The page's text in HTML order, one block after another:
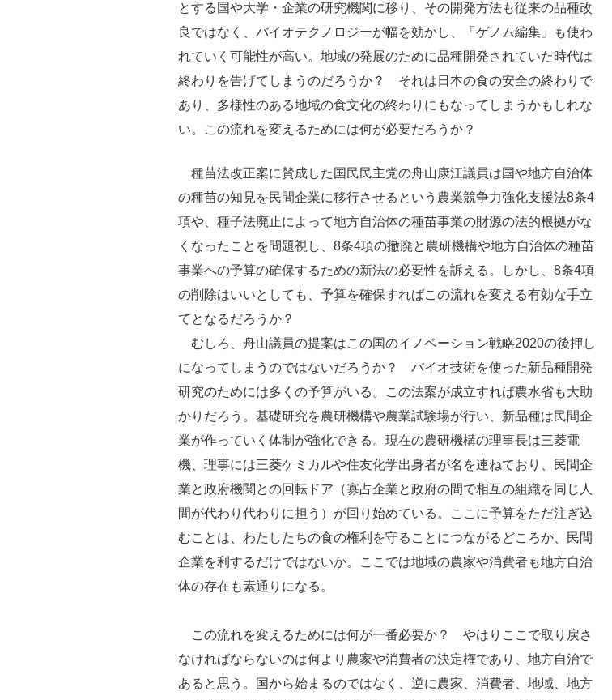
とする国や大学・企業の研究機関に移り、その開発方法も従来の品種改
良ではなく、バイオテクノロジーが幅を効かし、「ゲノム編集」も使わ
れていく可能性が高い。地域の発展のために品種開発されていた時代は
終わりを告げてしまうのだろうか？ それは日本の食の安全の終わりで
あり、多様性のある地域の食文化の終わりにもなってしまうかもしれな
い。この流れを変えるためには何が必要だろうか？
種苗法改正案に賛成した国民民主党の舟山康江議員は国や地方自治体
の種苗の知見を民間企業に移行させるという農業競争力強化支援法8条4
項や、種子法廃止によって地方自治体の種苗事業の財源の法的根拠がな
くなったことを問題視し、8条4項の撤廃と農研機構や地方自治体の種苗
事業への予算の確保するための新法の必要性を訴える。しかし、8条4項
の削除はいいとしても、予算を確保すればこの流れを変える有効な手立
てとなるだろうか？
むしろ、舟山議員の提案はこの国のイノベーション戦略2020の後押し
になってしまうのではないだろうか？ バイオ技術を使った新品種開発
研究のためには多くの予算がいる。この法案が成立すれば農水省も大助
かりだろう。基礎研究を農研機構や農業試験場が行い、新品種は民間企
業が作っていく体制が強化できる。現在の農研機構の理事長は三菱電
機、理事には三菱ケミカルや住友化学出身者が名を連ねており、民間企
業と政府機関との回転ドア（寡占企業と政府の間で相互の組織を同じ人
間が代わり代わりに担う）が回り始めている。ここに予算をただ注ぎ込
むことは、わたしたちの食の権利を守ることにつながるどころか、民間
企業を利するだけではないか。ここでは地域の農家や消費者も地方自治
体の存在も素通りになる。
この流れを変えるためには何が一番必要か？ やはりここで取り戻さ
なければならないのは何より農家や消費者の決定権であり、地方自治で
あると思う。国から始まるのではなく、逆に農家、消費者、地域、地方